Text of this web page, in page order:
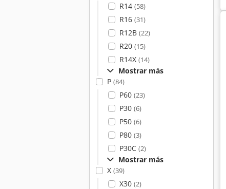
R14 (58)
R16 (31)
R12B (22)
R20 (15)
R14X (14)
Mostrar más
P (84)
P60 (23)
P30 (6)
P50 (6)
P80 (3)
P30C (2)
Mostrar más
X (39)
X30 (2)